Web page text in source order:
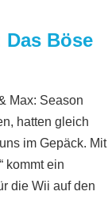
Böse
Max: Season
hatten gleich
im Gepäck. Mit
kommt ein
die Wii auf den